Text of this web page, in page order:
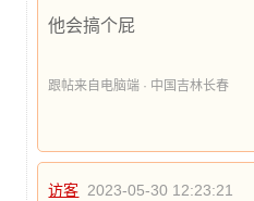
他会搞个屁
跟帖来自电脑端 · 中国吉林长春
访客 2023-05-30 12:23:21